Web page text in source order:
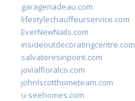
garagenadeau.com
lifestylechauffeurservice.com
EverNewNails.com
insideoutdecoratingcentre.com
salvatoresinpoint.com
jovialfloralco.com
johnlscotthometeam.com
u-seehomes.com